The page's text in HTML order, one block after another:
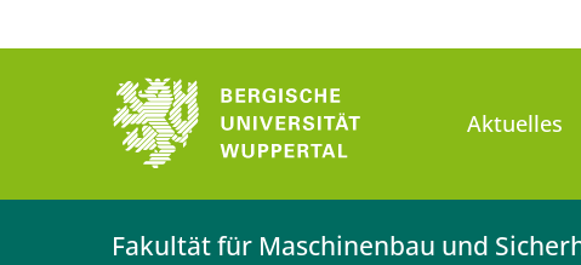
Aktuelles
Fakultät für Maschinenbau und